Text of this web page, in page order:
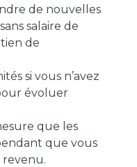
de nouvelles
salaire de
de
si vous n’avez
évoluer
que les
que vous